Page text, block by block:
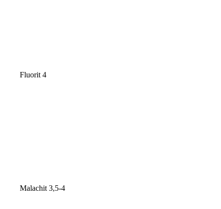
Fluorit 4
Malachit 3,5-4